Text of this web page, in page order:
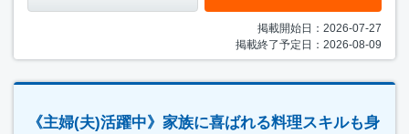
掲載開始日：2026-07-27
掲載終了予定日：2026-08-09
《主婦(夫)活躍中》家族に喜ばれる料理スキルも身